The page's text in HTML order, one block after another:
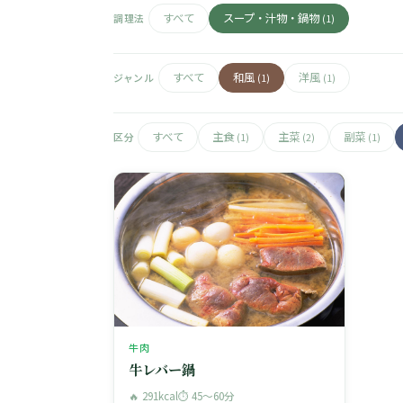
調理法 すべて スープ・汁物・鍋物 (1)
ジャンル すべて 和風 (1) 洋風 (1)
区分 すべて 主食 (1) 主菜 (2) 副菜 (1)
牛肉
牛レバー鍋
🔥 291kcal⏱ 45〜60分